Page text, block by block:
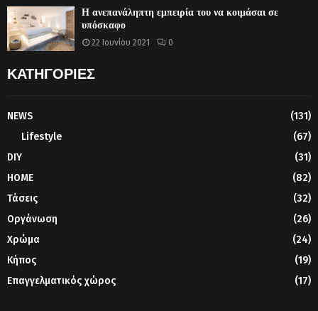
Η ανεπανάληπτη εμπειρία του να κοιμάσαι σε
υπόσκαφο
22 Ιουνίου 2021 0
ΚΑΤΗΓΟΡΙΕΣ
NEWS
(131)
Lifestyle
(67)
DIY
(31)
HOME
(82)
Τάσεις
(32)
Οργάνωση
(26)
Χρώμα
(24)
Κήπος
(19)
Επαγγελματικός χώρος
(17)